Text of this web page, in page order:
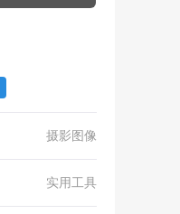
摄影图像
实用工具